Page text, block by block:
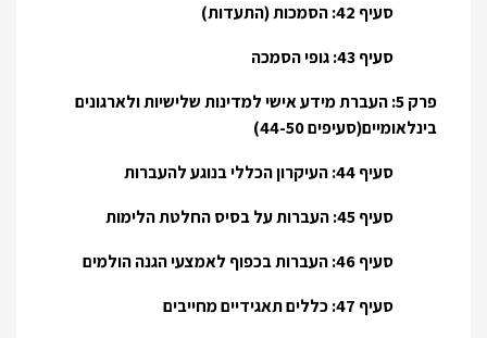
סעיף 42: הסמכות (התעדות)
סעיף 43: גופי הסמכה
פרק 5: העברת מידע אישי למדינות שלישיות ולארגונים
בינלאומיים(סעיפים 44-50)
סעיף 44: העיקרון הכללי בנוגע להעברות
סעיף 45: העברות על בסיס החלטת הלימות
סעיף 46: העברות בכפוף לאמצעי הגנה הולמים
סעיף 47: כללים תאגידיים מחייבים